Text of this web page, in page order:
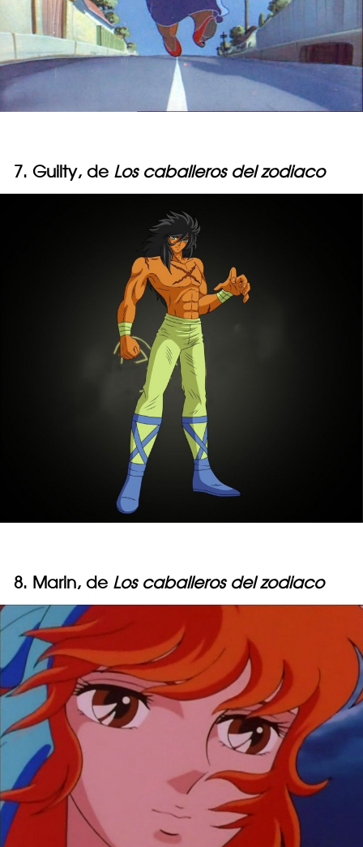
7. Guilty, de Los caballeros del zodiaco
8. Marin, de Los caballeros del zodiaco